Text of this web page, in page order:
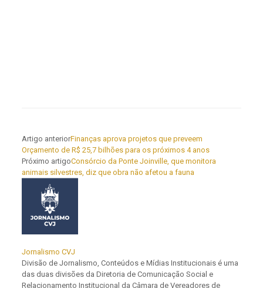
Artigo anteriorFinanças aprova projetos que preveem
Orçamento de R$ 25,7 bilhões para os próximos 4 anos
Próximo artigoConsórcio da Ponte Joinville, que monitora
animais silvestres, diz que obra não afetou a fauna
Jornalismo CVJ
Divisão de Jornalismo, Conteúdos e Mídias Institucionais é uma
das duas divisões da Diretoria de Comunicação Social e
Relacionamento Institucional da Câmara de Vereadores de